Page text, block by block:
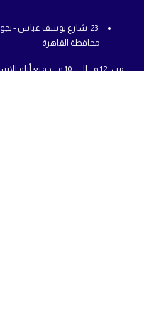
23 شارع يوسف عباس -
محافظة القاهرة
من : 12 م - الي : 10 م - جميع أيام الاسبوع